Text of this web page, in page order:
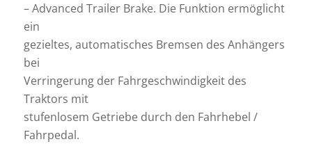
– Advanced Trailer Brake. Die Funktion ermöglicht
ein
gezieltes, automatisches Bremsen des Anhängers
bei
Verringerung der Fahrgeschwindigkeit des
Traktors mit
stufenlosem Getriebe durch den Fahrhebel /
Fahrpedal.